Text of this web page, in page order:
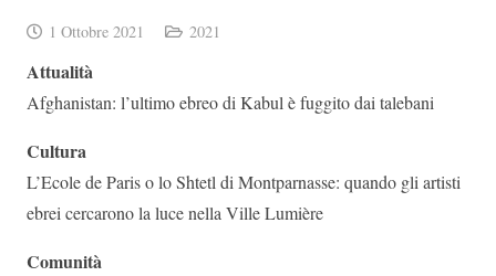
1 Ottobre 2021 2021
Attualità
Afghanistan: l’ultimo ebreo di Kabul è fuggito dai talebani
Cultura
L’Ecole de Paris o lo Shtetl di Montparnasse: quando gli artisti
ebrei cercarono la luce nella Ville Lumière
Comunità